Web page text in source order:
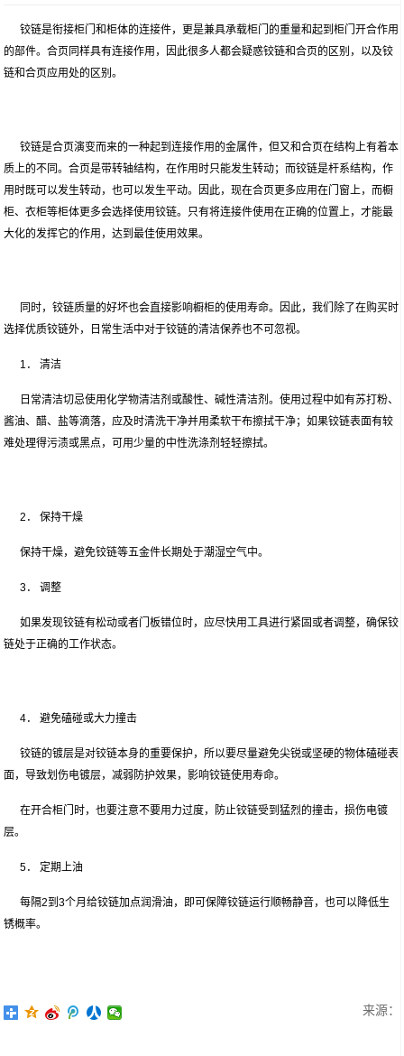
铰链是衔接柜门和柜体的连接件，更是兼具承载柜门的重量和起到柜门开合作用
的部件。合页同样具有连接作用，因此很多人都会疑惑铰链和合页的区别，以及铰
链和合页应用处的区别。
铰链是合页演变而来的一种起到连接作用的金属件，但又和合页在结构上有着本
质上的不同。合页是带转轴结构，在作用时只能发生转动；而铰链是杆系结构，作
用时既可以发生转动，也可以发生平动。因此，现在合页更多应用在门窗上，而橱
柜、衣柜等柜体更多会选择使用铰链。只有将连接件使用在正确的位置上，才能最
大化的发挥它的作用，达到最佳使用效果。
同时，铰链质量的好坏也会直接影响橱柜的使用寿命。因此，我们除了在购买时
选择优质铰链外，日常生活中对于铰链的清洁保养也不可忽视。
1． 清洁
日常清洁切忌使用化学物清洁剂或酸性、碱性清洁剂。使用过程中如有苏打粉、
酱油、醋、盐等滴落，应及时清洗干净并用柔软干布擦拭干净；如果铰链表面有较
难处理得污渍或黑点，可用少量的中性洗涤剂轻轻擦拭。
2． 保持干燥
保持干燥，避免铰链等五金件长期处于潮湿空气中。
3． 调整
如果发现铰链有松动或者门板错位时，应尽快用工具进行紧固或者调整，确保铰
链处于正确的工作状态。
4． 避免磕碰或大力撞击
铰链的镀层是对铰链本身的重要保护，所以要尽量避免尖锐或坚硬的物体磕碰表
面，导致划伤电镀层，减弱防护效果，影响铰链使用寿命。
在开合柜门时，也要注意不要用力过度，防止铰链受到猛烈的撞击，损伤电镀
层。
5． 定期上油
每隔2到3个月给铰链加点润滑油，即可保障铰链运行顺畅静音，也可以降低生
锈概率。
来源：